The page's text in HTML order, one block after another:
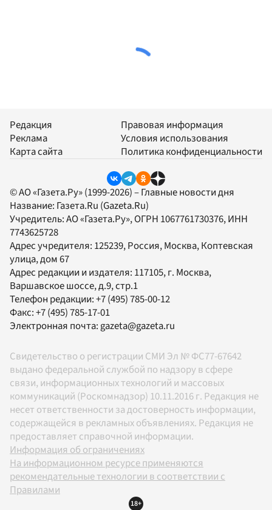
Редакция
Реклама
Карта сайта
Правовая информация
Условия использования
Политика конфиденциальности
© АО «Газета.Ру» (1999-2026) – Главные новости дня
Название: Газета.Ru (Gazeta.Ru)
Учредитель:АО «Газета.Ру», ОГРН 1067761730376, ИНН
7743625728
Адрес учредителя: 125239, Россия, Москва, Коптевская
улица, дом 67
Адрес редакции и издателя: 117105, г. Москва,
Варшавское шоссе, д.9, стр.1
Телефон редакции:+7 (495) 785-00-12
Факс:+7 (495) 785-17-01
Электронная почта: gazeta@gazeta.ru
Свидетельство о регистрации СМИ Эл № ФС77-67642
выдано федеральной службой по надзору в сфере
связи, информационных технологий и массовых
коммуникаций (Роскомнадзор) 10.11.2016 г. Редакция не
несет ответственности за достоверность информации,
содержащейся в рекламных объявлениях. Редакция не
предоставляет справочной информации.
Информация об ограничениях
На информационном ресурсе применяются
рекомендательные технологии в соответствии с
Правилами
18+